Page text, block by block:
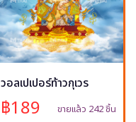
วอลเปเปอร์ท้าวกุเวร
฿189 ขายแล้ว 242 ชิ้น